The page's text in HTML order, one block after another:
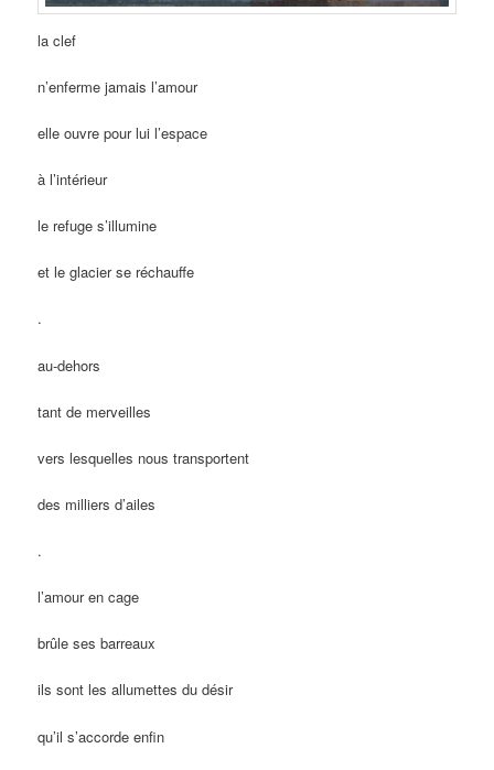
la clef
n’enferme jamais l’amour
elle ouvre pour lui l’espace
à l’intérieur
le refuge s’illumine
et le glacier se réchauffe
.
au-dehors
tant de merveilles
vers lesquelles nous transportent
des milliers d’ailes
.
l’amour en cage
brûle ses barreaux
ils sont les allumettes du désir
qu’il s’accorde enfin